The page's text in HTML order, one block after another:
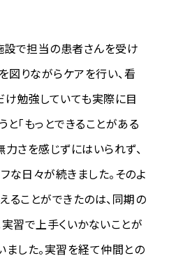
で担当の患者さんを受け
図りながらケアを行い、看
け勉強していても実際に目
「もっとできることがある
さを感じずにはいられず、
な日々が続きました。そのよ
ることができたのは、同期の
習で上手くいかないことが
ました。実習を経て仲間との